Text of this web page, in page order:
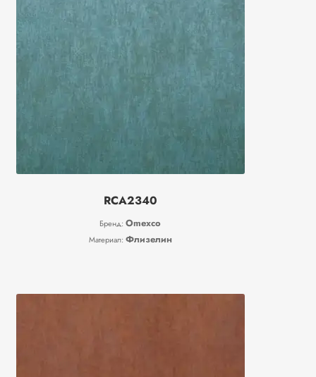
RCA2340
Бренд:Omexco
Материал: Флизелин